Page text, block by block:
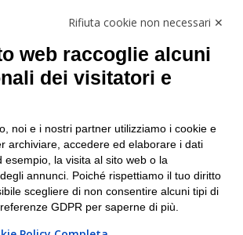
Facebook
Linkedin
ritiro e spedizione pacchi nelle
città italiane
Roma|Bologna|Firenze| Genova
Napoli|Varese
Rifiuta cookie non necessari ✕
web raccoglie alcuni
dei visitatori e
noi e i nostri partner utilizziamo i cookie e
archiviare, accedere ed elaborare i dati
esempio, la visita al sito web o la
annunci. Poiché rispettiamo il tuo diritto
scegliere di non consentire alcuni tipi di
GDPR per saperne di più.